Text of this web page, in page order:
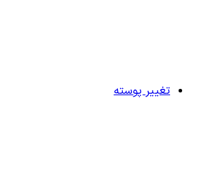
تغییر پوسته